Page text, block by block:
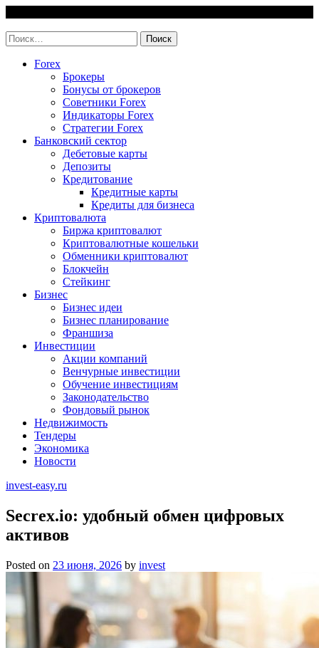
content
Найти:
Forex
Брокеры
Бонусы от брокеров
Советники Forex
Индикаторы Forex
Стратегии Forex
Банковский сектор
Дебетовые карты
Депозиты
Кредитование
Кредитные карты
Кредиты для бизнеса
Криптовалюта
Биржа криптовалют
Криптовалютные кошельки
Обменники криптовалют
Блокчейн
Стейкинг
Бизнес
Бизнес идеи
Бизнес планирование
Франшиза
Инвестиции
Акции компаний
Венчурные инвестиции
Обучение инвестициям
Законодательство
Фондовый рынок
Недвижимость
Тендеры
Экономика
Новости
invest-easy.ru
Secrex.io: удобный обмен цифровых
активов
Posted on 23 июня, 2026 by invest